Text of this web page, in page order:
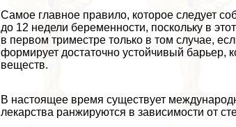
Самое главное правило, которое следует
до 12 недели беременности, поскольку в
в первом триместре только в том случае,
формирует достаточно устойчивый
веществ.
В настоящее время существует
лекарства ранжируются в зависимости от